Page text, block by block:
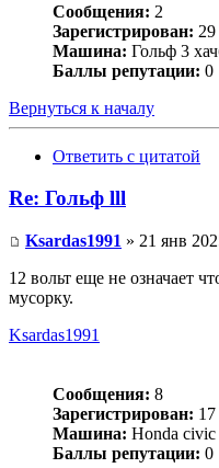
Сообщения: 2
Зарегистрирован:
Машина: Гольф 3
Баллы репутации: 0
Вернуться к началу
Ответить с цитатой
Re: Гольф lll
Ksardas1991 » 21 янв
12 вольт еще не означает
мусорку.
Ksardas1991
Сообщения: 8
Зарегистрирован:
Машина: Honda
Баллы репутации: 0